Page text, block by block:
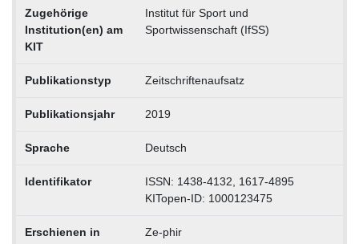
Zugehörige
Institution(en) am
KIT
Institut für Sport und
Sportwissenschaft (IfSS)
Publikationstyp Zeitschriftenaufsatz
Publikationsjahr 2019
Sprache Deutsch
Identifikator
ISSN: 1438-4132, 1617-4895
KITopen-ID: 1000123475
Erschienen in Ze-phir